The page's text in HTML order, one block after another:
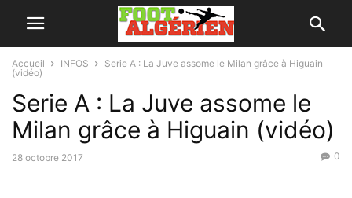
Accueil INFOS
Serie A : La Juve assome le Milan grâce à Higuain
(vidéo)
Serie A : La Juve assome le
Milan grâce à Higuain (vidéo)
28 octobre 2017 0